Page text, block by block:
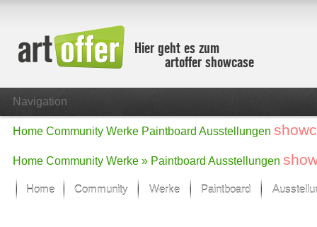
Hier geht es zum
artoffer showcase
Navigation
Home Community Werke Paintboard Ausstellungen
Home Community Werke » Paintboard Ausstellungen
Home Community Werke Paintboard